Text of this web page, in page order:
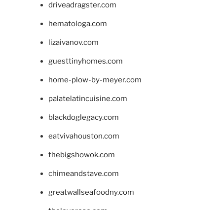
driveadragster.com
hematologa.com
lizaivanov.com
guesttinyhomes.com
home-plow-by-meyer.com
palatelatincuisine.com
blackdoglegacy.com
eatvivahouston.com
thebigshowok.com
chimeandstave.com
greatwallseafoodny.com